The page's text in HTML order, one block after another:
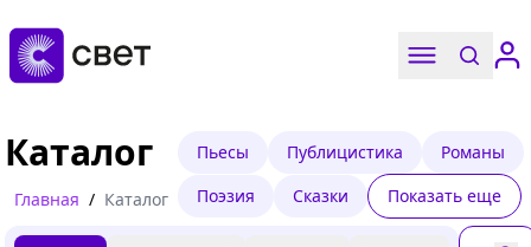
Дружба, любовь, взросление
Читать
Каталог
Главная / Каталог
Пьесы Публицистика
Романы
Поэзия
Сказки Показать еще